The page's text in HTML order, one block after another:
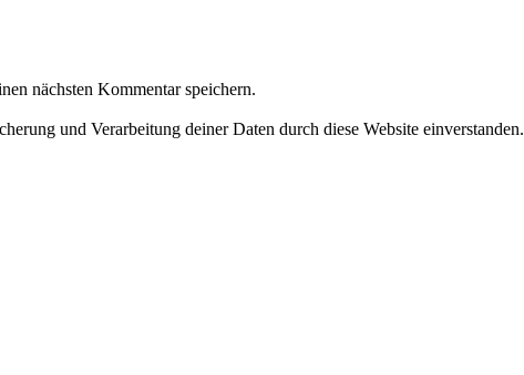
nächsten Kommentar speichern.
und Verarbeitung deiner Daten durch diese Website einverstanden.